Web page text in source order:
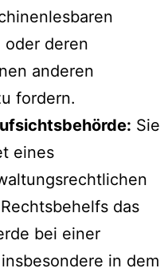
oder deren
anderen
fordern.
Sie
eines
das
bei einer
in dem